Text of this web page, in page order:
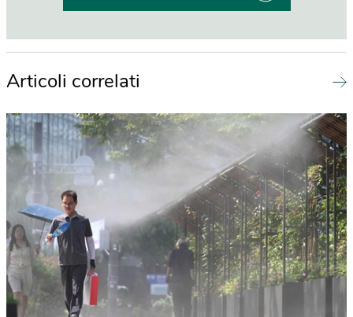
Articoli correlati